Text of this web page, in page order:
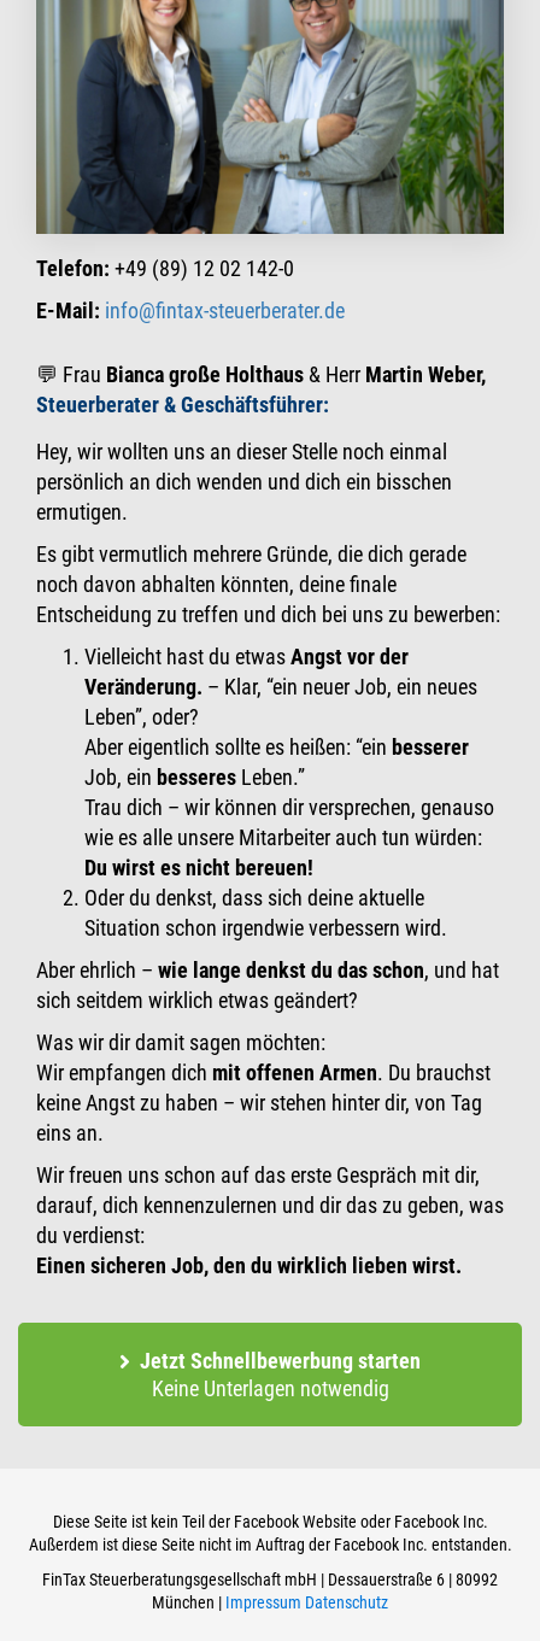
Telefon: +49 (89) 12 02 142-0
E-Mail: info@fintax-steuerberater.de
💬 Frau Bianca große Holthaus & Herr Martin Weber,
Steuerberater &Geschäftsführer:
Hey, wir wollten uns an dieser Stelle noch einmal
persönlich an dich wenden und dich ein bisschen
ermutigen.
Es gibt vermutlich mehrere Gründe, die dich gerade
noch davon abhalten könnten, deine finale
Entscheidung zu treffen und dich bei uns zu bewerben:
Vielleicht hast du etwasAngst vor der
Veränderung. – Klar, “ein neuer Job, ein neues
Leben”, oder?
Aber eigentlich sollte es heißen: “ein besserer
Job, ein besseres Leben.”
Trau dich – wir können dir versprechen, genauso
wie es alle unsere Mitarbeiter auch tun würden:
Du wirst es nicht bereuen!
Oder du denkst, dass sich deine aktuelle
Situation schon irgendwie verbessern wird.
Aber ehrlich – wie lange denkst du das schon, und hat
sich seitdem wirklich etwas geändert?
Was wir dir damit sagen möchten:
Wir empfangen dich mit offenen Armen. Du brauchst
keine Angst zu haben – wir stehen hinter dir, von Tag
eins an.
Wir freuen uns schon auf das erste Gespräch mit dir,
darauf, dich kennenzulernen und dir das zu geben, was
du verdienst:
Einen sicheren Job, den du wirklich lieben wirst.
Jetzt Schnellbewerbung starten
Keine Unterlagen notwendig
Diese Seite ist kein Teil der Facebook Website oder Facebook Inc.
Außerdem ist diese Seite nicht im Auftrag der Facebook Inc. entstanden.
FinTax Steuerberatungsgesellschaft mbH | Dessauerstraße 6 | 80992
München | Impressum Datenschutz